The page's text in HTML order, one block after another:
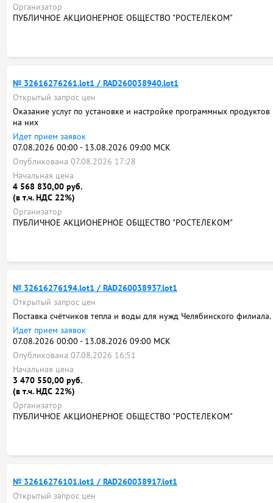
Организатор
ПУБЛИЧНОЕ АКЦИОНЕРНОЕ ОБЩЕСТВО "РОСТЕЛЕКОМ"
№ 32616276261.lot1 / RAD260038940.lot1
Открытый запрос цен
Оказание услуг по установке и настройке программных
на них
Идет прием заявок
07.08.2026 00:00 - 13.08.2026 09:00 МСК
Опубликована 07.08.2026 17:28
Начальная цена
4 568 830,00 руб.
(в т.ч. НДС 22%)
Организатор
ПУБЛИЧНОЕ АКЦИОНЕРНОЕ ОБЩЕСТВО "РОСТЕЛЕКОМ"
№ 32616276194.lot1 / RAD260038937.lot1
Открытый запрос цен
Поставка счётчиков тепла и воды для нужд Челябинского филиала.
Идет прием заявок
07.08.2026 00:00 - 13.08.2026 09:00 МСК
Опубликована 07.08.2026 16:51
Начальная цена
3 470 550,00 руб.
(в т.ч. НДС 22%)
Организатор
ПУБЛИЧНОЕ АКЦИОНЕРНОЕ ОБЩЕСТВО "РОСТЕЛЕКОМ"
№ 32616276101.lot1 / RAD260038917.lot1
Открытый запрос цен